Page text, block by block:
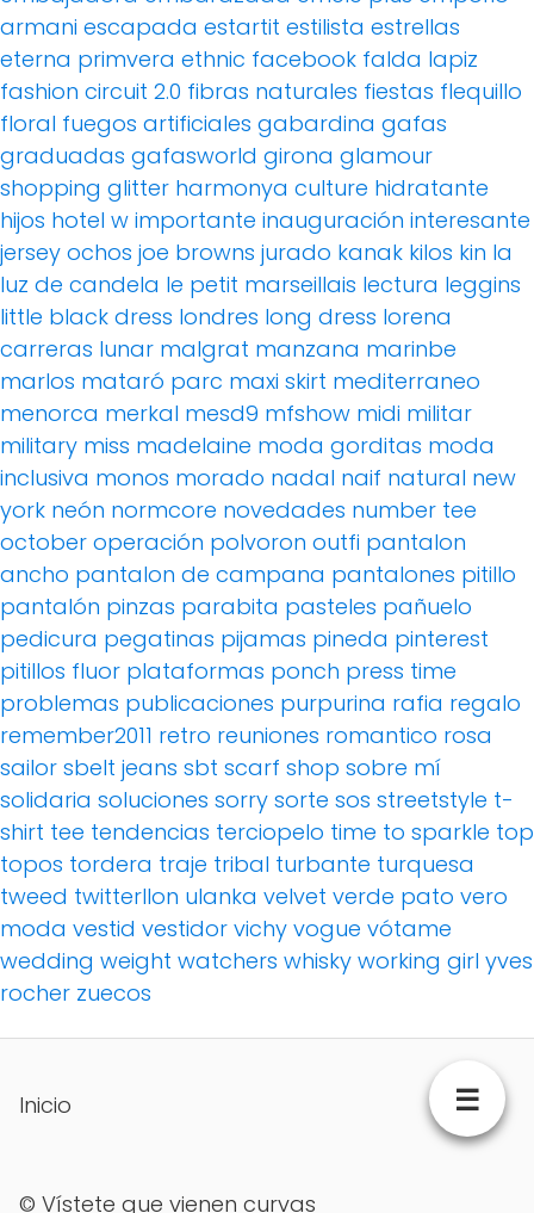
armani escapada estartit estilista estrellas
eterna primvera ethnic facebook falda lapiz
fashion circuit 2.0 fibras naturales fiestas flequillo
floral fuegos artificiales gabardina gafas
graduadas gafasworld girona glamour
shopping glitter harmonya culture hidratante
hijos hotel w importante inauguración interesante
jersey ochos joe browns jurado kanak kilos kin la
luz de candela le petit marseillais lectura leggins
little black dress londres long dress lorena
carreras lunar malgrat manzana marinbe
marlos mataró parc maxi skirt mediterraneo
menorca merkal mesd9 mfshow midi militar
military miss madelaine moda gorditas moda
inclusiva monos morado nadal naif natural new
york neón normcore novedades number tee
october operación polvoron outfi pantalon
ancho pantalon de campana pantalones pitillo
pantalón pinzas parabita pasteles pañuelo
pedicura pegatinas pijamas pineda pinterest
pitillos fluor plataformas ponch press time
problemas publicaciones purpurina rafia regalo
remember2011 retro reuniones romantico rosa
sailor sbelt jeans sbt scarf shop sobre mí
solidaria soluciones sorry sorte sos streetstyle t-
shirt tee tendencias terciopelo time to sparkle top
topos tordera traje tribal turbante turquesa
tweed twitterllon ulanka velvet verde pato vero
moda vestid vestidor vichy vogue vótame
wedding weight watchers whisky working girl yves
rocher zuecos
Inicio
© Vístete que vienen curvas
☰